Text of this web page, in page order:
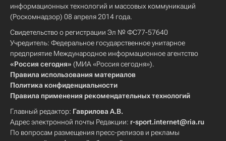
информационных технологий и массовых коммуникаций
(Роскомнадзор) 08 апреля 2014 года.
Свидетельство о регистрации Эл № ФС77-57640
Учредитель: Федеральное государственное унитарное
предприятие Международное информационное агентство
«Россия сегодня» (МИА «Россия сегодня»).
Правила использования материалов
Политика конфиденциальности
Правила применения рекомендательных технологий
Главный редактор: Гаврилова А.В.
Адрес электронной почты Редакции: r-sport.internet@ria.ru
По вопросам размещения пресс-релизов и рекламы